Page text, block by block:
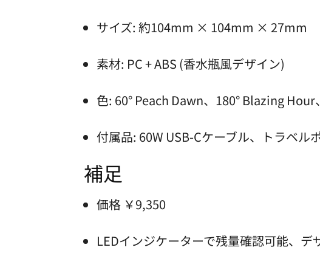
サイズ: 約104mm × 104mm × 27mm
素材: PC + ABS (香水瓶風デザイン)
色: 60° Peach Dawn、180° Blazing Hour
付属品: 60W USB-Cケーブル、トラベル
補足
価格 ￥9,350
LEDインジケーターで残量確認可能、デ